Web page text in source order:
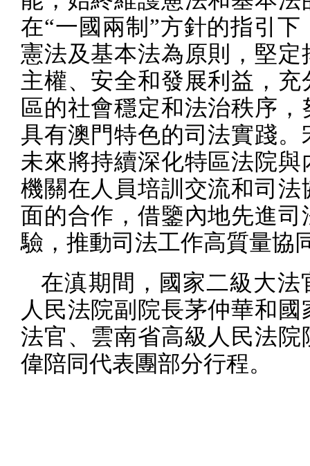
在“一國兩制”方針的指引下
憲法及基本法為原則，堅定
主權、安全和發展利益，充
區的社會穩定和法治秩序，
具有澳門特色的司法實踐。
未來將持續深化特區法院與
機關在人員培訓交流和司法
面的合作，借鑒內地先進司
驗，推動司法工作高質量協
在滇期間，國家二級大法
人民法院副院長茅仲華和國
法官、雲南省高級人民法院
偉陪同代表團部分行程。